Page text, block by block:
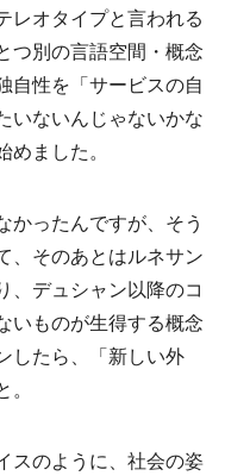
レオタイプと言われる
つ別の言語空間・概念
自性を「サービスの自
いないんじゃないかな
ました。
ったんですが、そう
、そのあとはルネサン
、デュシャン以降のコ
いものが生得する概念
したら、「新しい外
スのように、社会の姿